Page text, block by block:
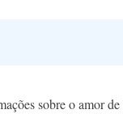
sobre o amor